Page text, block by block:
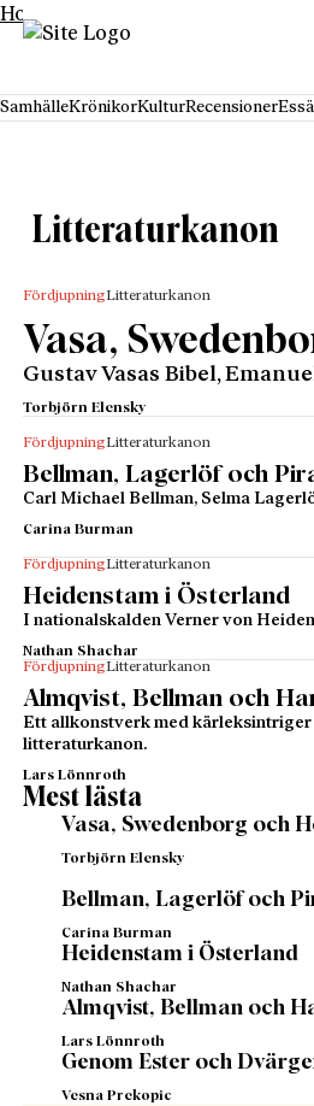
Hoppa till innehåll
SamhälleKrönikorKulturRecensioner
Litteraturkanon
FördjupningLitteraturkanon
Vasa,
Gustav Vasas Bibel,
Torbjörn Elensky
FördjupningLitteraturkanon
Bellman, Lagerlöf och
Carl Michael Bellman, Selma
Carina Burman
FördjupningLitteraturkanon
Heidenstam i Österland
I nationalskalden Verner von
Nathan Shachar
FördjupningLitteraturkanon
Almqvist, Bellman och
Ett allkonstverk med kärleksintriger
litteraturkanon.
Lars Lönnroth
Mest lästa
Vasa, Swedenborg och
Torbjörn Elensky
Bellman, Lagerlöf och
Carina Burman
Heidenstam i Österland
Nathan Shachar
Almqvist, Bellman och
Lars Lönnroth
Genom Ester och
Vesna Prekopic